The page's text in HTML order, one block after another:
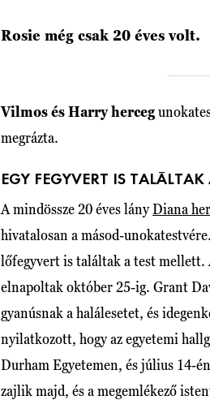
Rosie még csak 20 éves volt.
Vilmos és Harry herceg
megrázta.
EGY FEGYVERT IS
A mindössze 20 éves lány Diana
hivatalosan a másod-
lőfegyvert is találtak a test
elnapoltak október 25-ig. Grant
gyanúsnak a halálesetet, és
nyilatkozott, hogy az egyetemi
Durham Egyetemen, és július 14-
zajlik majd, és a megemlékező